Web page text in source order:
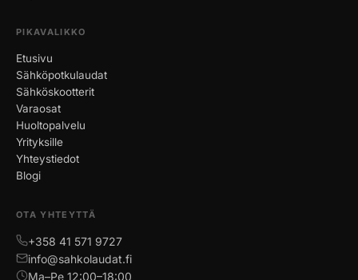
PIKAVALIKKO
Etusivu
Sähköpotkulaudat
Sähköskootterit
Varaosat
Huoltopalvelu
Yrityksille
Yhteystiedot
Blogi
OTA YHTEYTTÄ
+358 41 571 9727
info@sahkolaudat.fi
Ma–Pe 12:00–18:00